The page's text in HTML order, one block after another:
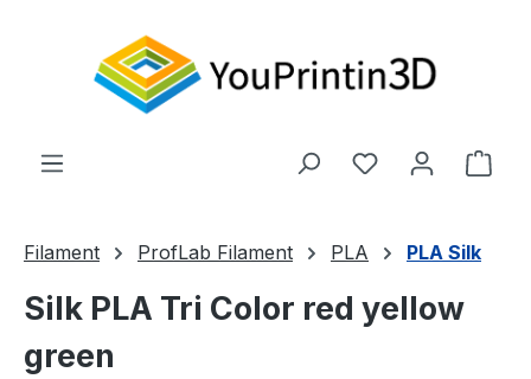
Du hast 0
Filament ProfLab Filament PLA PLA Silk
Silk PLA Tri Color red yellow
green